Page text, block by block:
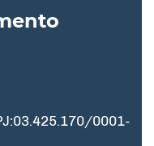
0001-